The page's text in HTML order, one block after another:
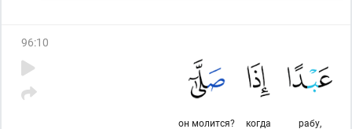
96:10
рабу,
когда
он молится?